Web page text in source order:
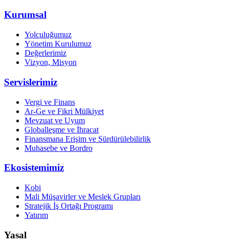
Kurumsal
Yolculuğumuz
Yönetim Kurulumuz
Değerlerimiz
Vizyon, Misyon
Servislerimiz
Vergi ve Finans
Ar-Ge ve Fikri Mülkiyet
Mevzuat ve Uyum
Globalleşme ve İhracat
Finansmana Erişim ve Sürdürülebilirlik
Muhasebe ve Bordro
Ekosistemimiz
Kobi
Mali Müşavirler ve Meslek Grupları
Stratejik İş Ortağı Programı
Yatırım
Yasal